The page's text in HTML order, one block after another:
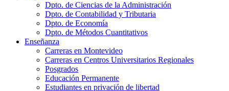
Dpto. de Ciencias de la Administración
Dpto. de Contabilidad y Tributaria
Dpto. de Economía
Dpto. de Métodos Cuantitativos
Enseñanza
Carreras en Montevideo
Carreras en Centros Universitarios Regionales
Posgrados
Educación Permanente
Estudiantes en privación de libertad